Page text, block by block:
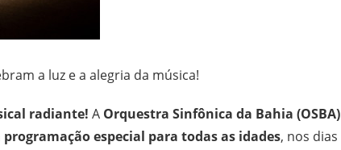
a luz e a alegria da música!
radiante! A Orquestra Sinfônica da Bahia (OSBA)
programação especial para todas as idades, nos dias